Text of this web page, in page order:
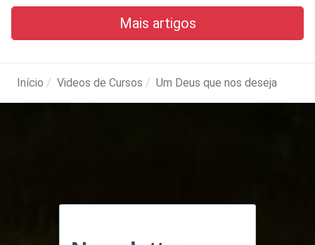
Mais artigos
Início Videos de Cursos Um Deus que nos deseja